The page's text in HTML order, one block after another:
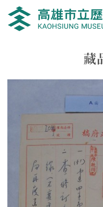
跳到主要內容
高雄市立
網頁導覽